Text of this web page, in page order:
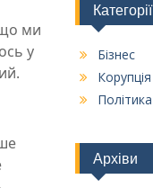
ми
у
Категорії
Бізнес
Корупція
Політика
Архіви